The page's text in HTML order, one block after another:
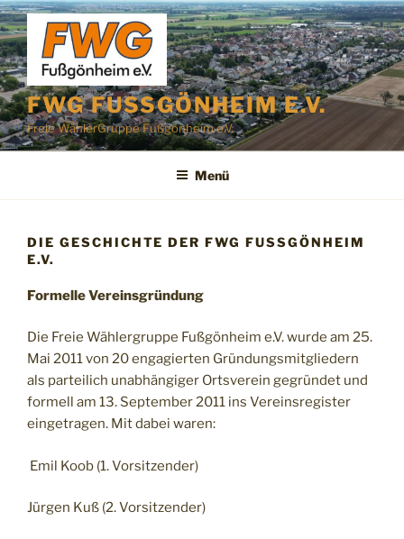
Zum
Inhalt
springen
FWG FUSSGÖNHEIM E.V.
Freie WählerGruppe Fußgönheim e.V.
Menü
DIE GESCHICHTE DER FWG FUSSGÖNHEIM E
.V.
Formelle Vereinsgründung
Die Freie Wählergruppe Fußgönheim e.V. wurde am 25.
Mai 2011 von 20 engagierten Gründungsmitgliedern
als parteilich unabhängiger Ortsverein gegründet und
formell am 13. September 2011 ins Vereinsregister
eingetragen. Mit dabei waren:
Emil Koob (1. Vorsitzender)
Jürgen Kuß (2. Vorsitzender)